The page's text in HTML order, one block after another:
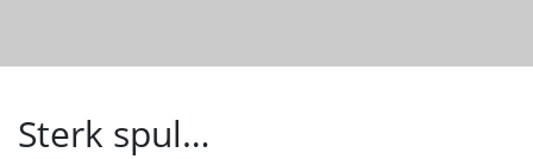
Sterk spul…